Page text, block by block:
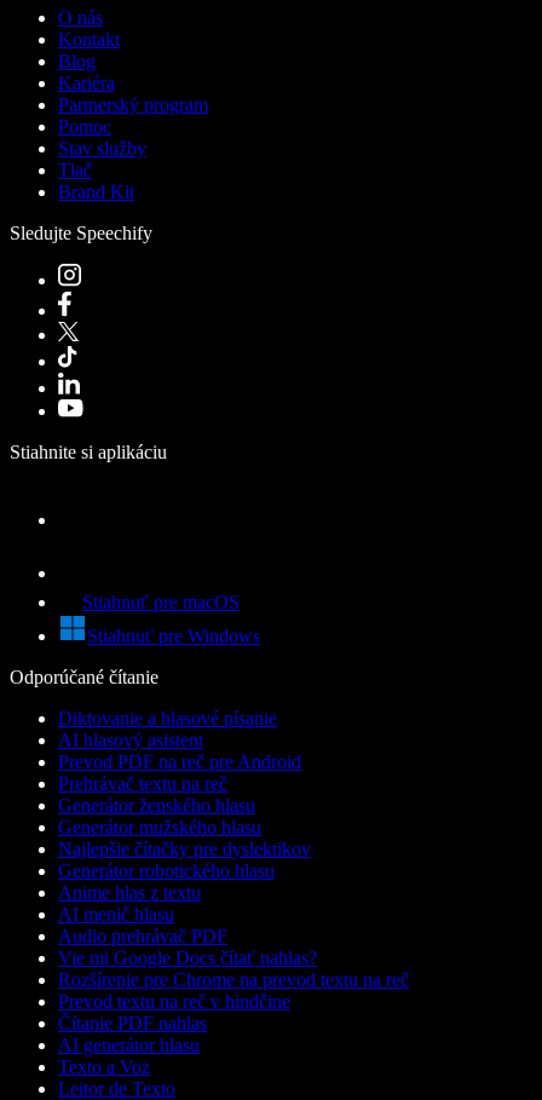
O nás
Kontakt
Blog
Kariéra
Partnerský program
Pomoc
Stav služby
Tlač
Brand Kit
Sledujte Speechify
Stiahnite si aplikáciu
Stiahnuť pre macOS
Stiahnuť pre Windows
Odporúčané čítanie
Diktovanie a hlasové písanie
AI hlasový asistent
Prevod PDF na reč pre Android
Prehrávač textu na reč
Generátor ženského hlasu
Generátor mužského hlasu
Najlepšie čítačky pre dyslektikov
Generátor robotického hlasu
Anime hlas z textu
AI menič hlasu
Audio prehrávač PDF
Vie mi Google Docs čítať nahlas?
Rozšírenie pre Chrome na prevod textu na reč
Prevod textu na reč v hindčine
Čítanie PDF nahlas
AI generátor hlasu
Texto a Voz
Leitor de Texto